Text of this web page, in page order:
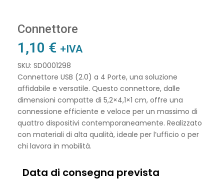
Connettore
1,10 € +IVA
SKU: SD0001298
Connettore USB (2.0) a 4 Porte, una soluzione
affidabile e versatile. Questo connettore, dalle
dimensioni compatte di 5,2×4,1×1 cm, offre una
connessione efficiente e veloce per un massimo di
quattro dispositivi contemporaneamente. Realizzato
con materiali di alta qualità, ideale per l’ufficio o per
chi lavora in mobilità.
Data di consegna prevista